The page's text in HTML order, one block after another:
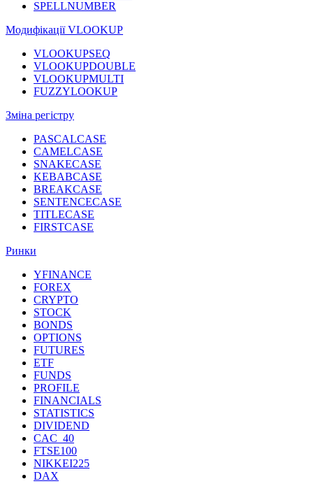
SPELLNUMBER
Модифікації VLOOKUP
VLOOKUPSEQ
VLOOKUPDOUBLE
VLOOKUPMULTI
FUZZYLOOKUP
Зміна регістру
PASCALCASE
CAMELCASE
SNAKECASE
KEBABCASE
BREAKCASE
SENTENCECASE
TITLECASE
FIRSTCASE
Ринки
YFINANCE
FOREX
CRYPTO
STOCK
BONDS
OPTIONS
FUTURES
ETF
FUNDS
PROFILE
FINANCIALS
STATISTICS
DIVIDEND
CAC_40
FTSE100
NIKKEI225
DAX